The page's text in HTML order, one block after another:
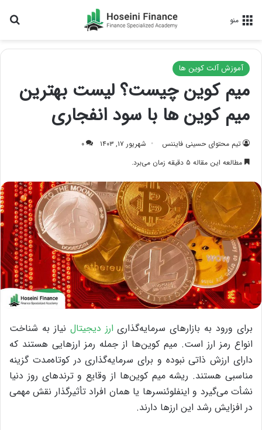
منو
آموزش آلت کوین ها
میم کوین چیست؟ لیست بهترین
میم کوین ها با سود انفجاری
تیم محتوای حسینی‌ فایننس شهریور ۱۷, ۱۴۰۳
۰
مطالعه این مقاله ۵ دقیقه زمان می‌برد.
برای ورود به بازارهای سرمایه‌گذاری ارز دیجیتال نیاز به شناخت
انواع رمز ارز است. میم کوین‌ها از جمله رمز ارزهایی هستند که
دارای ارزش ذاتی نبوده و برای سرمایه‌گذاری در کوتاه‌مدت گزینه
مناسبی هستند. ریشه میم کوین‌ها از وقایع و ترندهای روز دنیا
نشأت می‌گیرد و اینفلوئنسرها یا همان افراد تأثیرگذار نقش مهمی
در افزایش رشد این ارزها دارند.